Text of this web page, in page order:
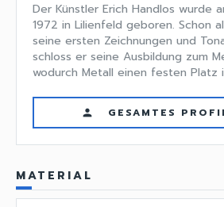
Der Künstler Erich Handlos wurde
1972 in Lilienfeld geboren. Schon
seine ersten Zeichnungen und
schloss er seine Ausbildung zum
wodurch Metall einen festen Platz
person GESAMTES
MATERIAL